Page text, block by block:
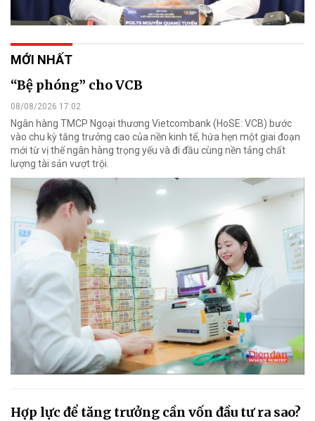
MỚI NHẤT
“Bệ phóng” cho VCB
08/08/2026 17:02
Ngân hàng TMCP Ngoại thương Vietcombank (HoSE: VCB) bước
vào chu kỳ tăng trưởng cao của nền kinh tế, hứa hẹn một giai đoạn
mới từ vị thế ngân hàng trọng yếu và đi đầu cùng nền tảng chất
lượng tài sản vượt trội.
Hợp lực để tăng trưởng cần vốn đầu tư ra sao?